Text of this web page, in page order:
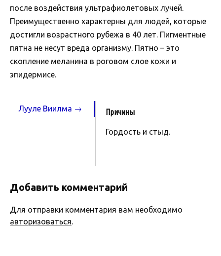
после воздействия ультрафиолетовых лучей.
Преимущественно характерны для людей, которые
достигли возрастного рубежа в 40 лет. Пигментные
пятна не несут вреда организму. Пятно – это
скопление меланина в роговом слое кожи и
эпидермисе.
Лууле Виилма → Причины
Гордость и стыд.
Добавить комментарий
Для отправки комментария вам необходимо
авторизоваться.